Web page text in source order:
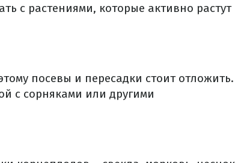
с растениями, которые активно растут
посевы и пересадки стоит отложить.
с сорняками или другими